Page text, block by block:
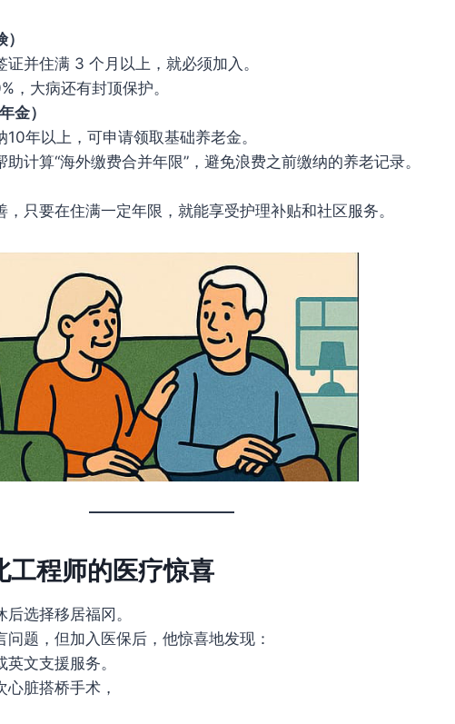
并住满 3 个月以上，就必须加入。
，大病还有封顶保护。
金）
年以上，可申请领取基础养老金。
计算“海外缴费合并年限”，避免浪费之前缴纳的养老记录。
只要在住满一定年限，就能享受护理补贴和社区服务。
工程师的医疗惊喜
选择移居福冈。
题，但加入医保后，他惊喜地发现：
文支援服务。
脏搭桥手术，